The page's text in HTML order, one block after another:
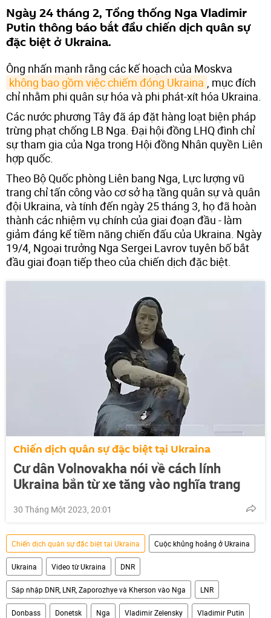
Ngày 24 tháng 2, Tổng thống Nga Vladimir
Putin thông báo bắt đầu chiến dịch quân sự
đặc biệt ở Ukraina.
Ông nhấn mạnh rằng các kế hoạch của Moskva
không bao gồm việc chiếm đóng Ukraina
, mục đích
chỉ nhằm phi quân sự hóa và phi phát-xít hóa Ukraina.
Các nước phương Tây đã áp đặt hàng loạt biện pháp
trừng phạt chống LB Nga. Đại hội đồng LHQ đình chỉ
sự tham gia của Nga trong Hội đồng Nhân quyền Liên
hợp quốc.
Theo Bộ Quốc phòng Liên bang Nga, Lực lượng vũ
trang chỉ tấn công vào cơ sở hạ tầng quân sự và quân
đội Ukraina, và tính đến ngày 25 tháng 3, họ đã hoàn
thành các nhiệm vụ chính của giai đoạn đầu - làm
giảm đáng kể tiềm năng chiến đấu của Ukraina. Ngày
19/4, Ngoại trưởng Nga Sergei Lavrov tuyên bố bắt
đầu giai đoạn tiếp theo của chiến dịch đặc biệt.
Chiến dịch quân sự đặc biệt tại Ukraina
Cư dân Volnovakha nói về cách lính
Ukraina bắn từ xe tăng vào nghĩa trang
30 Tháng Một 2023, 20:01
Chiến dịch quân sự đặc biệt tại Ukraina Cuộc khủng hoảng ở Ukraina
Ukraina Video từ Ukraina DNR
Sáp nhập DNR, LNR, Zaporozhye và Kherson vào Nga LNR
Donbass Donetsk Nga Vladimir Zelensky Vladimir Putin